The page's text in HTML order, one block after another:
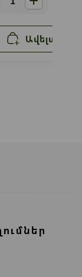
Ավելացնել